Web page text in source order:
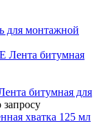
для монтажной
битумная для